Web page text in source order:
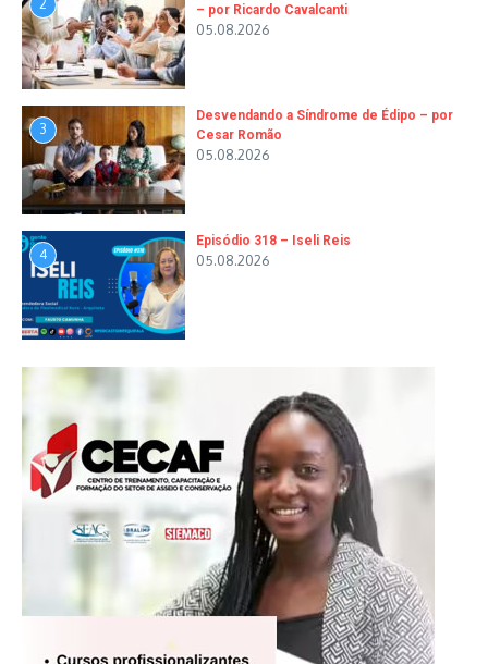
2 – por Ricardo Cavalcanti
05.08.2026
3
Desvendando a Síndrome de Édipo – por
Cesar Romão
05.08.2026
4
Episódio 318 – Iseli Reis
05.08.2026